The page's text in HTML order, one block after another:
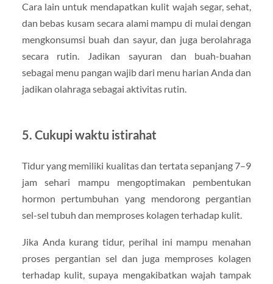
Cara lain untuk mendapatkan kulit wajah segar, sehat,
dan bebas kusam secara alami mampu di mulai dengan
mengkonsumsi buah dan sayur, dan juga berolahraga
secara rutin. Jadikan sayuran dan buah-buahan
sebagai menu pangan wajib dari menu harian Anda dan
jadikan olahraga sebagai aktivitas rutin.
5. Cukupi waktu istirahat
Tidur yang memiliki kualitas dan tertata sepanjang 7–9
jam sehari mampu mengoptimakan pembentukan
hormon pertumbuhan yang mendorong pergantian
sel-sel tubuh dan memproses kolagen terhadap kulit.
Jika Anda kurang tidur, perihal ini mampu menahan
proses pergantian sel dan juga memproses kolagen
terhadap kulit, supaya mengakibatkan wajah tampak